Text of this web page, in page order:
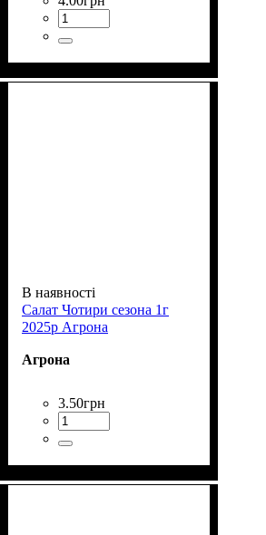
В наявності
Салат Чотири сезона 1г
2025р Агрона
Агрона
3.50грн